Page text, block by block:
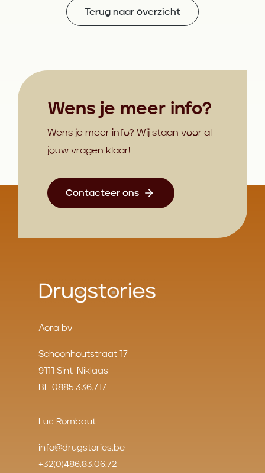
Terug naar overzicht
Wens je meer info?
Wens je meer info? Wij staan voor al
jouw vragen klaar!
Contacteer ons
Aora bv
Schoonhoutstraat 17
9111 Sint-Niklaas
BE 0885.336.717
Luc Rombaut
info@drugstories.be
+32(0)486.83.06.72